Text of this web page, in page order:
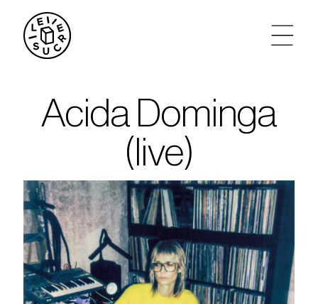
agenda
le sucre max
partenariats
privatisations
Acida Dominga
(live)